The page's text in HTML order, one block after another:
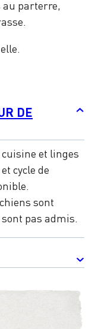
au parterre,
DE
et linges
cycle de
sont
pas admis.